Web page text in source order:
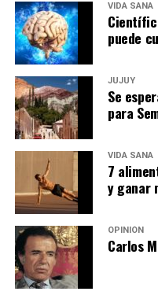
VIDA SANA
puede
JUJUY
Se
para
VIDA SANA
7
y ganar
OPINIÓN
Carlos